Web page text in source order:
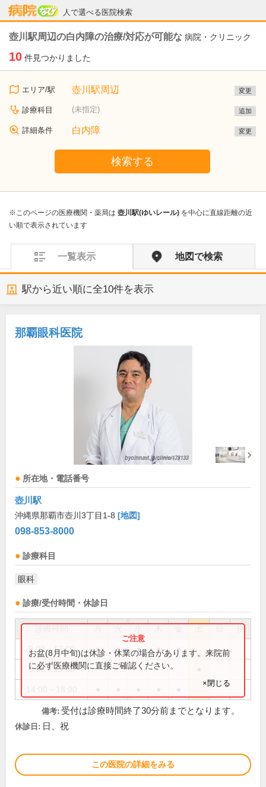
人で選べる医院検索
病院なび
壺川駅周辺の白内障の治療/対応が可能な 病院・クリニック
10 件見つかりました
エリア/駅 壺川駅周辺 変更
診療科目 (未指定) 追加
詳細条件 白内障 変更
検索する
※このページの医療機関・薬局は 壺川駅(ゆいレール) を中心に直線距離の近
い順で表示されています
一覧表示 地図で検索
駅から近い順に全10件を表示
那覇眼科医院
所在地・電話番号
壺川駅
沖縄県那覇市壺川3丁目1-8 [地図]
098-853-8000
診療科目
眼科
診療/受付時間・休診日
祝
9:00～12:00 ● ● ● ● ●
9:00～13:00
お盆(8月中旬)は休診・休業の場合があります。来院前
に必ず医療機関に直接ご確認ください。
×閉じる
備考: 受付は診療時間終了30分前までとなります。
休診日: 日、祝
この医院の詳細をみる